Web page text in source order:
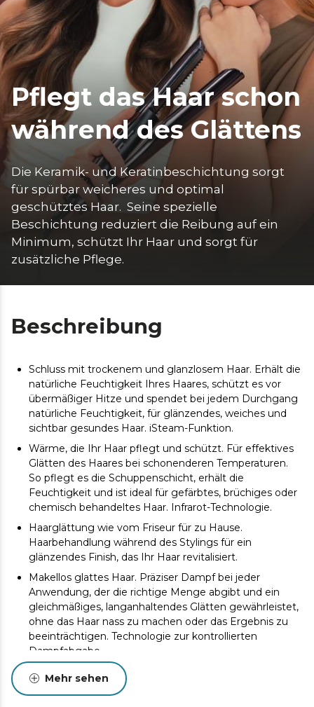
Pflegt das Haar schon
während des Glättens
Die Keramik- und Keratinbeschichtung sorgt
für spürbar weicheres und optimal
geschütztes Haar.  Seine spezielle
Beschichtung reduziert die Reibung auf ein
Minimum, schützt Ihr Haar und sorgt für
zusätzliche Pflege.
Beschreibung
Schluss mit trockenem und glanzlosem Haar. Erhält die
natürliche Feuchtigkeit Ihres Haares, schützt es vor
übermäßiger Hitze und spendet bei jedem Durchgang
natürliche Feuchtigkeit, für glänzendes, weiches und
sichtbar gesundes Haar. iSteam-Funktion.
Wärme, die Ihr Haar pflegt und schützt. Für effektives
Glätten des Haares bei schonenderen Temperaturen.
So pflegt es die Schuppenschicht, erhält die
Feuchtigkeit und ist ideal für gefärbtes, brüchiges oder
chemisch behandeltes Haar. Infrarot-Technologie.
Haarglättung wie vom Friseur für zu Hause.
Haarbehandlung während des Stylings für ein
glänzendes Finish, das Ihr Haar revitalisiert.
Makellos glattes Haar. Präziser Dampf bei jeder
Anwendung, der die richtige Menge abgibt und ein
gleichmäßiges, langanhaltendes Glätten gewährleistet,
ohne das Haar nass zu machen oder das Ergebnis zu
beeinträchtigen. Technologie zur kontrollierten
Dampfabgabe.
Weniger Reibung, mehr Geschmeidigkeit. Pflegt und
schützt das Haar bei jeder Anwendung. Keramische
Mehr sehen